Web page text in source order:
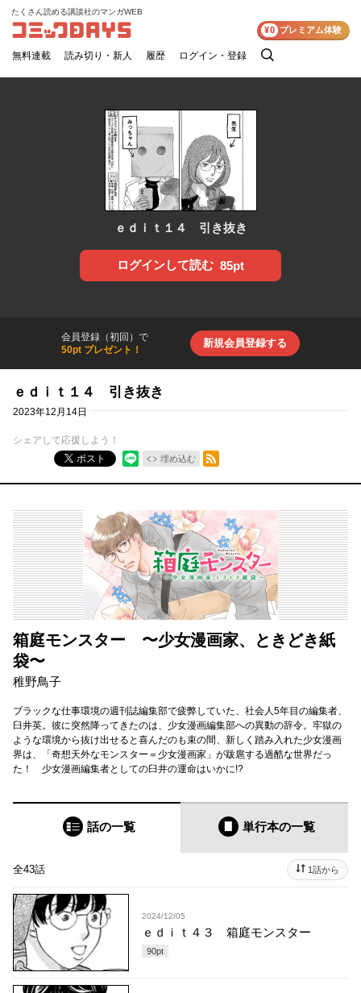
コミックDAYS
たくさん読める講談社のマンガWEB
無料連載 読み切り・新人 履歴 ログイン・登録
検
¥0 プレミアム体験
ｅｄｉｔ１４ 引き抜き
ログインして読む 85pt
会員登録（初回）で
50pt プレゼント！
新規会員登録する
ｅｄｉｔ１４ 引き抜き
2023年12月14日
シェアして応援しよう！
ポスト
埋め込む
RSSフィード
箱庭モンスター 〜少女漫画家、ときどき紙
袋〜
稚野鳥子
ブラックな仕事環境の週刊誌編集部で疲弊していた、社会人5年目の編集者、
臼井英。彼に突然降ってきたのは、少女漫画編集部への異動の辞令。牢獄の
ような環境から抜け出せると喜んだのも束の間、新しく踏み入れた少女漫画
界は、「奇想天外なモンスター＝少女漫画家」が跋扈する過酷な世界だっ
た！ 少女漫画編集者としての臼井の運命はいかに!?
話の一覧 単行本の一覧
全43話 1話から
2024/12/05
ｅｄｉｔ４３ 箱庭モンスター
90pt